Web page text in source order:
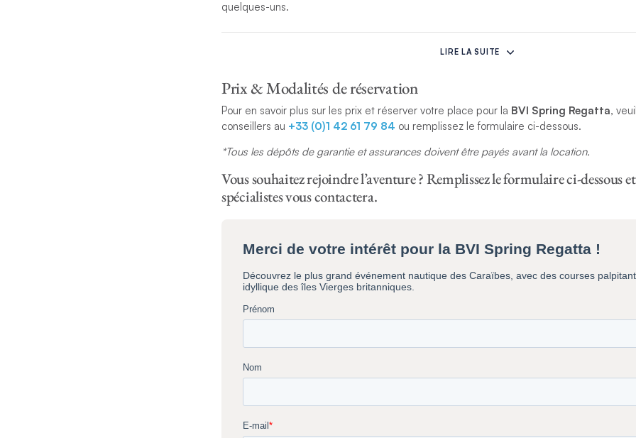
quelques-uns.
Avant, pendant et après les courses, le Regatta Village prend des allures de carnaval
des boissons, des jeux, des danses et d’autres formes de divertissement pour le plus
Les passionnés de régates qui ont connu la BVI Spring Regatta & Sailing Festival
année et ils sont tous d’accord pour dire qu’on n’a pas navigué tant qu’on n’a pas
BVI !
LIRE LA SUITE
Prix & Modalités de réservation
Pour en savoir plus sur les prix et réserver votre place pour la BVI Spring Regatta,
conseillers au +33 (0)1 42 61 79 84 ou remplissez le formulaire ci-dessous.
*Tous les dépôts de garantie et assurances doivent être payés avant la location.
Vous souhaitez rejoindre l’aventure ? Remplissez le formulaire ci-dessous
spécialistes vous contactera.